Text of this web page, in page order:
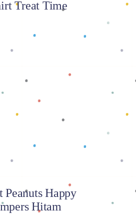
Treat Time
selengkapnya
Peanuts Happy
Hitam